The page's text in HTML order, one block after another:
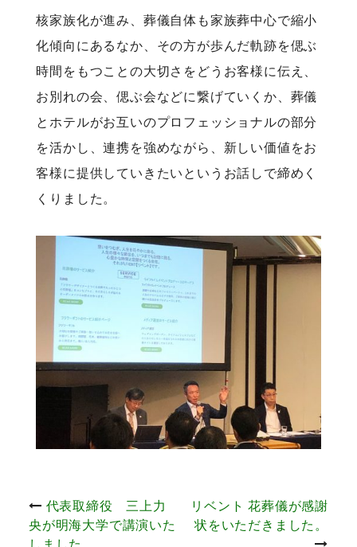
核家族化が進み、葬儀自体も家族葬中心で縮小
化傾向にあるなか、その方が歩んだ軌跡を偲ぶ
時間をもつことの大切さをどうお客様に伝え、
お別れの会、偲ぶ会などに繋げていくか、葬儀
とホテルがお互いのプロフェッショナルの部分
を活かし、連携を強めながら、新しい価値をお
客様に提供していきたいというお話しで締めく
くりました。
投代表取締役 三上力
央が明海大学で講演いた
リベント 花葬儀が感謝
状をいただきました。